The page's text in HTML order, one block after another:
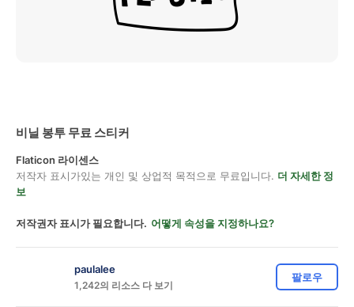
비닐 봉투 무료 스티커
Flaticon 라이센스
저작자 표시가있는 개인 및 상업적 목적으로 무료입니다. 더 자세한 정
보
저작권자 표시가 필요합니다. 어떻게 속성을 지정하나요?
paulalee
1,242의 리소스 다 보기
팔로우